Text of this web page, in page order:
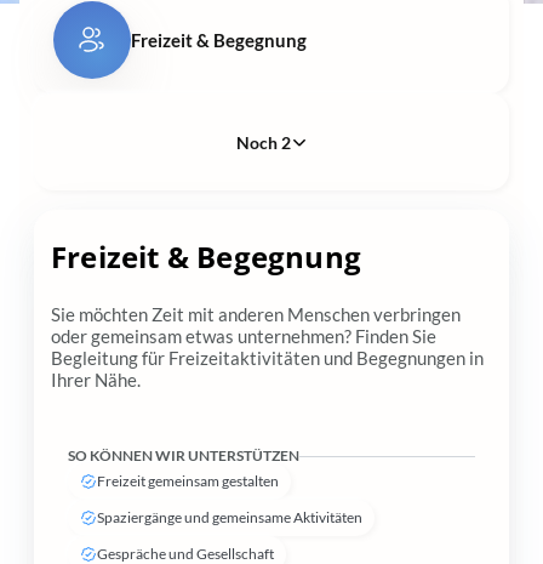
Freizeit & Begegnung
Noch 2
Freizeit & Begegnung
Sie möchten Zeit mit anderen Menschen verbringen
oder gemeinsam etwas unternehmen? Finden Sie
Begleitung für Freizeitaktivitäten und Begegnungen in
Ihrer Nähe.
SO KÖNNEN WIR UNTERSTÜTZEN
Freizeit gemeinsam gestalten
Spaziergänge und gemeinsame Aktivitäten
Gespräche und Gesellschaft